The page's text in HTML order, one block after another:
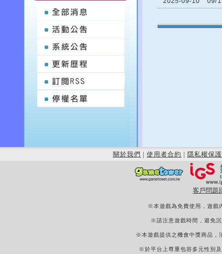
關於我們 | 使用者合約 | 隱私權保護
客戶問題
※本遊戲為免費使用，遊戲
※請注意遊戲時間，避免
※本遊戲提供之機會中獎商品，
※於平台上尊重包容多元性別